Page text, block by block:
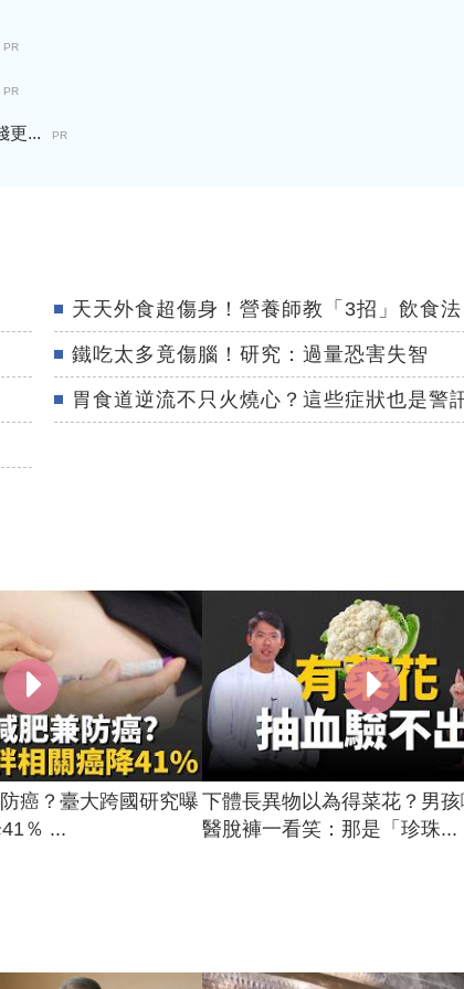
PR
PR
更... PR
天天外食超傷身！營養師教「3招」飲食法
鐵吃太多竟傷腦！研究：過量恐害失智
胃食道逆流不只火燒心？這些症狀也是警
癌？臺大跨國研究曝
％ ...
下體長異物以為得菜花？男
醫脫褲一看笑：那是「珍珠...